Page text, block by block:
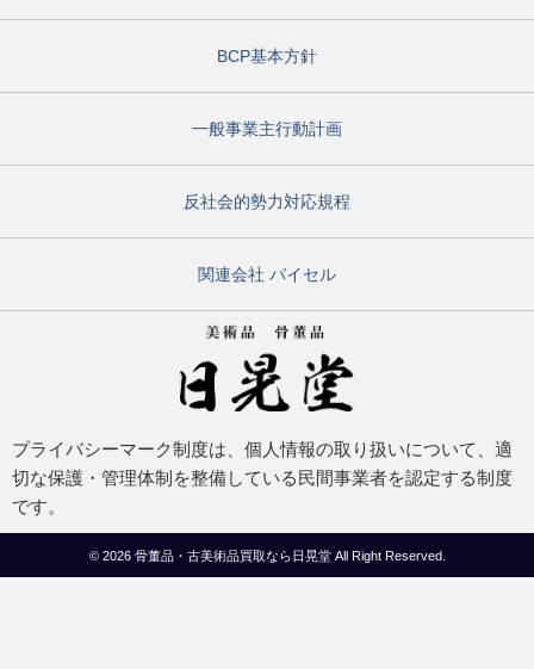
BCP基本方針
一般事業主行動計画
反社会的勢力対応規程
関連会社 バイセル
プライバシーマーク制度は、個人情報の取り扱いについて、適
切な保護・管理体制を整備している民間事業者を認定する制度
です。
© 2026 骨董品・古美術品買取なら日晃堂 All Right Reserved.